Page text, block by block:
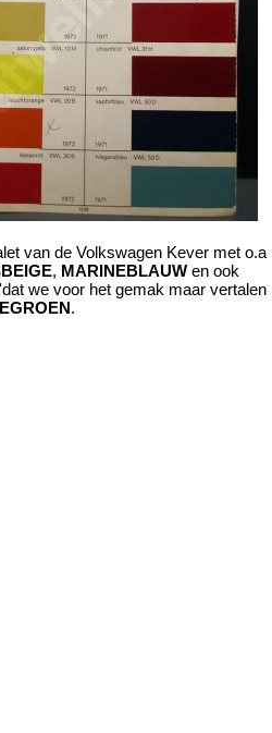
van de Volkswagen Kever met o.a
, MARINEBLAUW en ook
we voor het gemak maar vertalen
.